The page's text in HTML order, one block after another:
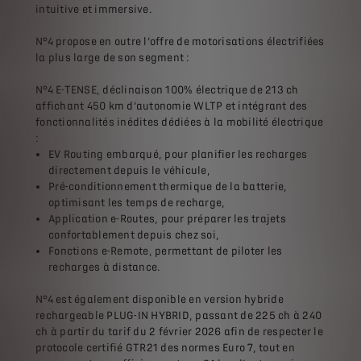
intuitive et immersive.
N°4 propose en outre l’offre de motorisations électrifiées
la plus large de son segment :
N°4 E-TENSE, déclinaison 100% électrique de 213 ch
affichant 450 km d’autonomie WLTP et intégrant des
fonctionnalités inédites dédiées à la mobilité électrique
:
EV Routing embarqué, pour planifier les recharges
directement depuis le véhicule,
Pré-conditionnement thermique de la batterie,
optimisant les temps de recharge,
Application e-Routes, pour préparer les trajets
confortablement depuis chez soi,
Fonctions e-Remote, permettant de piloter les
recharges à distance.
N°4 est également disponible en version hybride
rechargeable PLUG-IN HYBRID, passant de 225 ch à 240
ch à partir du tarif du 2 février 2026 afin de respecter le
protocole certifié GTR21 des normes Euro 7, tout en